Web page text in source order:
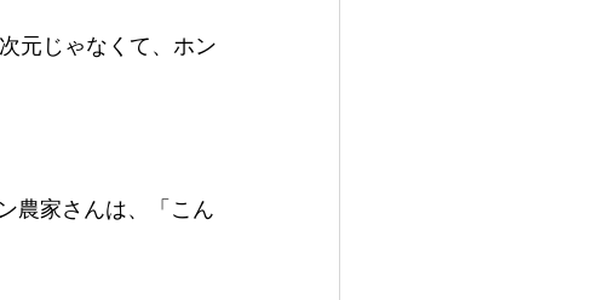
元じゃなくて、ホン
農家さんは、「こん